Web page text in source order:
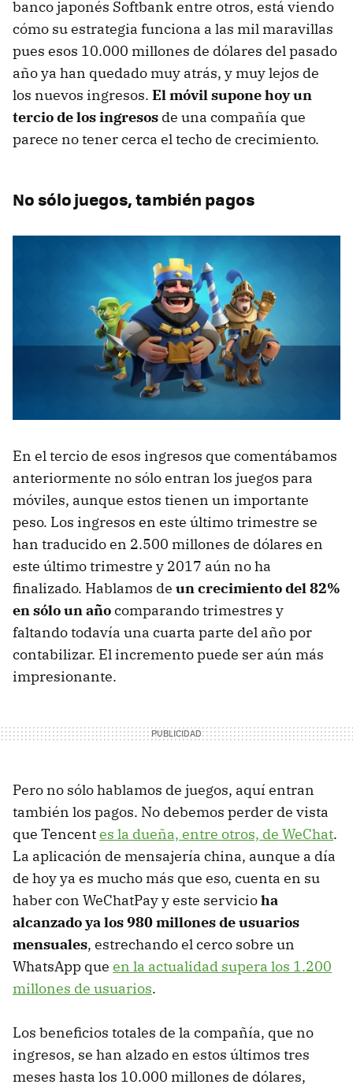
banco japonés Softbank entre otros, está viendo
cómo su estrategia funciona a las mil maravillas
pues esos 10.000 millones de dólares del pasado
año ya han quedado muy atrás, y muy lejos de
los nuevos ingresos. El móvil supone hoy un
tercio de los ingresos de una compañía que
parece no tener cerca el techo de crecimiento.
No sólo juegos, también pagos
En el tercio de esos ingresos que comentábamos
anteriormente no sólo entran los juegos para
móviles, aunque estos tienen un importante
peso. Los ingresos en este último trimestre se
han traducido en 2.500 millones de dólares en
este último trimestre y 2017 aún no ha
finalizado. Hablamos de un crecimiento del 82%
en sólo un añocomparando trimestres y
faltando todavía una cuarta parte del año por
contabilizar. El incremento puede ser aún más
impresionante.
Pero no sólo hablamos de juegos, aquí entran
también los pagos. No debemos perder de vista
que Tencentes la dueña, entre otros, de WeChat.
La aplicación de mensajería china, aunque a día
de hoy ya es mucho más que eso, cuenta en su
haber con WeChatPay y este servicioha
alcanzado ya los 980 millones de usuarios
mensuales, estrechando el cerco sobre un
WhatsApp que en la actualidad supera los 1.200
millones de usuarios.
Los beneficios totales de la compañía, que no
ingresos, se han alzado en estos últimos tres
meses hasta los 10.000 millones de dólares,